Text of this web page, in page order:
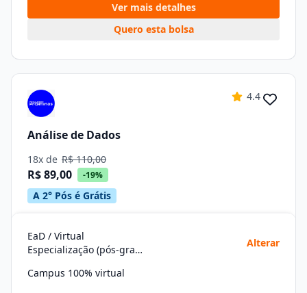
Ver mais detalhes
Quero esta bolsa
4.4
Análise de Dados
18x de R$ 110,00
R$ 89,00 -19%
A 2° Pós é Grátis
EaD / Virtual
Especialização (pós-graduação)
Alterar
Campus 100% virtual